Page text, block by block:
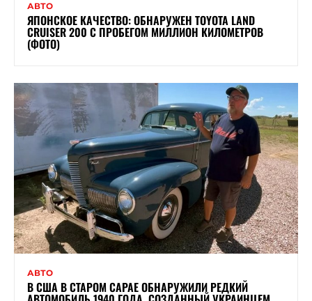
АВТО
ЯПОНСКОЕ КАЧЕСТВО: ОБНАРУЖЕН TOYOTA LAND
CRUISER 200 С ПРОБЕГОМ МИЛЛИОН КИЛОМЕТРОВ
(ФОТО)
АВТО
В США В СТАРОМ САРАЕ ОБНАРУЖИЛИ РЕДКИЙ